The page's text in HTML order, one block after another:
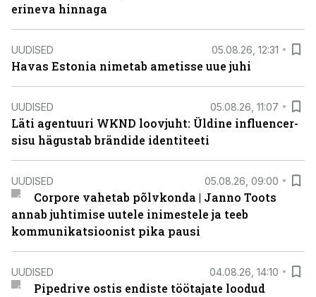
erineva hinnaga
UUDISED 05.08.26, 12:31
Havas Estonia nimetab ametisse uue juhi
UUDISED 05.08.26, 11:07
Läti agentuuri WKND loovjuht: Üldine influencer-
sisu hägustab brändide identiteeti
UUDISED 05.08.26, 09:00
Corpore vahetab põlvkonda | Janno Toots
annab juhtimise uutele inimestele ja teeb
kommunikatsioonist pika pausi
UUDISED 04.08.26, 14:10
Pipedrive ostis endiste töötajate loodud